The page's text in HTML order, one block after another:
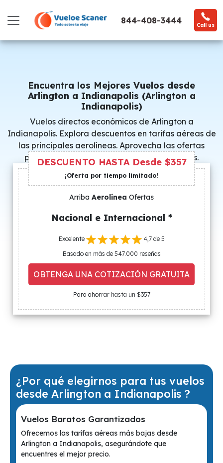
844-408-3444 Call us
Encuentra los Mejores Vuelos desde
Arlington a Indianapolis (Arlington a
Indianapolis)
Vuelos directos económicos de Arlington a
Indianapolis. Explora descuentos en tarifas aéreas de
las principales aerolíneas. Aprovecha las ofertas
promocionales y consigue precios especiales.
DESCUENTO HASTA Desde $357
¡Oferta por tiempo limitado!
Arriba Aerolínea Ofertas
Nacional e Internacional *
Excelente
4,7 de 5
Basado en más de 547.000 reseñas
OBTENGA UNA COTIZACIÓN GRATUITA
Para ahorrar hasta un $357
¿Por qué elegirnos para tus vuelos
desde Arlington a Indianapolis ?
Vuelos Baratos Garantizados
Ofrecemos las tarifas aéreas más bajas desde
Arlington a Indianapolis, asegurándote que
encuentres el mejor precio.